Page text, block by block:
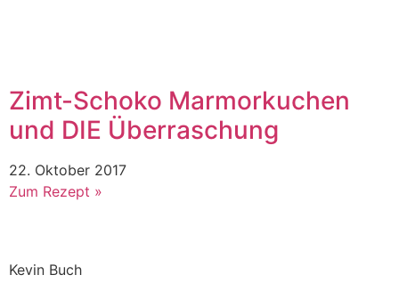
Zimt-Schoko Marmorkuchen
und DIE Überraschung
22. Oktober 2017
Zum Rezept »
Kevin Buch